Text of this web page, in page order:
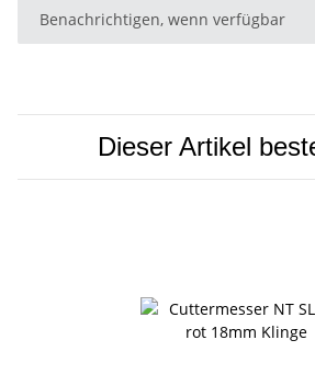
Benachrichtigen, wenn verfügbar
Dieser Artikel